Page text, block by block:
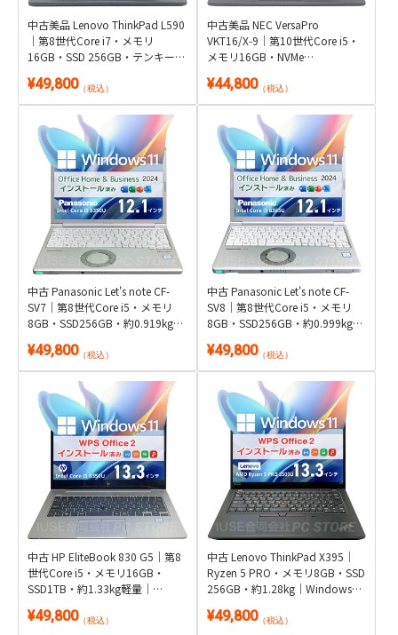
中古美品 Lenovo ThinkPad L590
｜第8世代Core i7・メモリ
16GB・SSD 256GB・テンキー搭
付き
¥49,800（税込）
中古美品 NEC VersaPro
VKT16/X-9｜第10世代Core i5・
メモリ16GB・NVMe
｜Windows 11・WPS Office 2付
き
¥44,800（税込）
中古 Panasonic Let's note CF-
SV7｜第8世代Core i5・メモリ
8GB・SSD256GB・約0.919kg超
Office 2024付き
¥49,800（税込）
中古 Panasonic Let's note CF-
SV8｜第8世代Core i5・メモリ
8GB・SSD256GB・約0.999kg軽
Microsoft Office 2024付き
¥49,800（税込）
中古 HP EliteBook 830 G5｜第8
世代Core i5・メモリ16GB・
SSD1TB・約1.33kg軽量｜
¥49,800（税込）
中古 Lenovo ThinkPad X395｜
Ryzen 5 PRO・メモリ8GB・SSD
256GB・約1.28kg｜Windows
¥49,800（税込）